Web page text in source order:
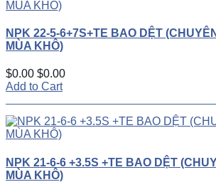
NPK 22-5-6+7S+TE BAO DỆT
MÙA KHÔ)
$0.00 $0.00
Add to Cart
NPK 21-6-6 +3.5S +TE BAO DỆT
MÙA KHÔ)